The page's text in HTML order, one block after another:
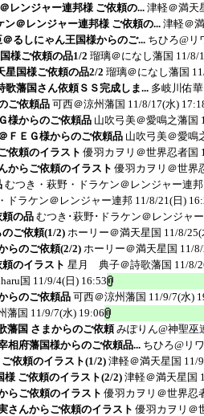
レンジャー連邦様 ご依頼の... 津軽＠満天
＠レンジャー連邦様 ご依頼の... 津軽＠
るしにゃん王国様からのご... ちひろ@リ
様ご依頼の品1/2 瑠璃＠になし藩国 11/8/
国様ご依頼の品2/2 瑠璃＠になし藩国
藩国さん依頼ＳＳ完成しま... 多岐川佑
ご依頼品 可西＠涼州藩国 11/8/17(水)
様からのご依頼品 山吹弓美＠愛鳴之藩国
ＦＥＧ様からのご依頼品 山吹弓美＠愛鳴
依頼のイラスト 優羽カヲリ＠世界忍者国
からご依頼のイラスト 優羽カヲリ＠世界
むつき・萩野・ドラケン＠レンジャー連邦
ドラケン＠レンジャー連邦 11/8/21(日)
頼の品 むつき･萩野･ドラケン＠レンジャ
ご依頼(1/2) ホーリー＠満天星国 11/8/
らのご依頼(2/2) ホーリー＠満天星国 11/
のイラスト 星月 典子＠詩歌藩国 11/8/
国 11/9/4(日) 16:53
らのご依頼品 可西＠涼州藩国 11/9/7(水)
藩国 11/9/7(水) 19:06
藩国 さまからのご依頼 みぽりん@神聖巫
相府藩国様からのご依頼品... ちひろ@リ
依頼のイラスト(1/2) 津軽＠満天星国 11/
ご依頼のイラスト(2/2) 津軽＠満天星国
らご依頼のイラスト 優羽カヲリ＠世界忍
さんからご依頼のイラスト 優羽カヲリ＠